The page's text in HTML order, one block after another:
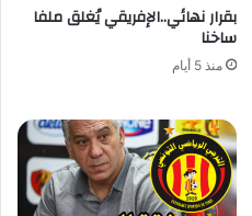
بقرار نهائي..الإفريقي يُغلق ملفا
ساخنا
منذ 5 أيام